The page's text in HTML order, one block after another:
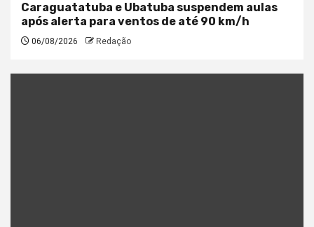
Caraguatatuba e Ubatuba suspendem aulas
após alerta para ventos de até 90 km/h
06/08/2026 Redação